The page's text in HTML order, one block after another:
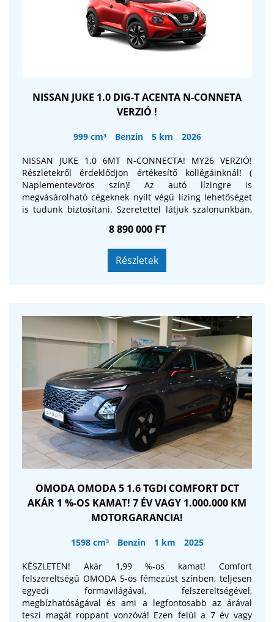
NISSAN JUKE 1.0 DIG-T ACENTA N-CONNETA
VERZIÓ !
999 cm³ Benzin 5 km 2026
NISSAN JUKE 1.0 6MT N-CONNECTA! MY26 VERZIÓ!
Részletekről érdeklődjön értékesítő kollégáinknál! (
Naplementevörös szín)! Az autó lízingre is
megvásárolható cégeknek nyílt végű lízing lehetőséget
is tudunk biztosítani. Szeretettel látjuk szalonunkban,
8 890 000 FT
Részletek
OMODA OMODA 5 1.6 TGDI COMFORT DCT
AKÁR 1 %-OS KAMAT! 7 ÉV VAGY 1.000.000 KM
MOTORGARANCIA!
1598 cm³ Benzin 1 km 2025
KÉSZLETEN! Akár 1,99 %-os kamat! Comfort
felszereltségű OMODA 5-ös fémezüst színben, teljesen
egyedi formavilágával, felszereltségével,
megbízhatóságával és ami a legfontosabb az árával
teszi magát roppant vonzóvá! Ezen felül a 7 év vagy